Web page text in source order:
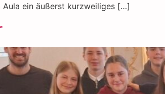
ein äußerst kurzweiliges […]